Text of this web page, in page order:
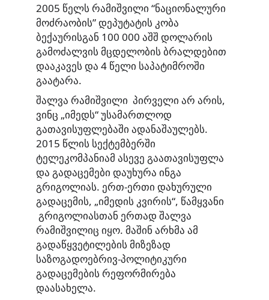
2005 წელს რამიშვილი “ნაციონალური
მოძრაობის” დეპუტატის კობა
ბექაურისგან 100 000 აშშ დოლარის
გამოძალვის მცდელობის ბრალდებით
დააკავეს და 4 წელი საპატიმროში
გაატარა.
შალვა რამიშვილი პირველი არ არის,
ვინც „იმედს“ უსამართლოდ
გათავისუფლებაში ადანაშაულებს.
2015 წლის სექტემბერში
ტელეკომპანიამ ასევე გაათავისუფლა
და გადაცემები დაუხურა ინგა
გრიგოლიას. ერთ-ერთი დახურული
გადაცემის, „იმედის კვირის“, წამყვანი
გრიგოლიასთან ერთად შალვა
რამიშვილიც იყო. მაშინ არხმა ამ
გადაწყვეტილების მიზეზად
საზოგადოებრივ-პოლიტიკური
გადაცემების რეფორმირება
დაასახელა.